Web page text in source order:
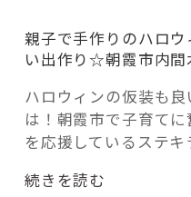
「モノ」
fleXe
「ひと」
親子で手作りのハロ
い出作り☆朝霞市内間
ハロウィンの仮装も
は！朝霞市で子育て
を応援しているステ
“親
続きを読む